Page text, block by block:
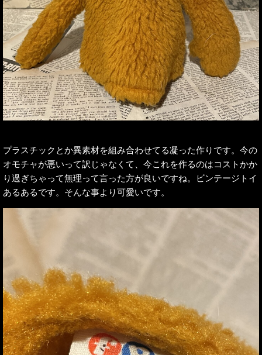
プラスチックとか異素材を組み合わせてる凝った作りです。今の
オモチャが悪いって訳じゃなくて、今これを作るのはコストかか
り過ぎちゃって無理って言った方が良いですね。ビンテージトイ
あるあるです。そんな事より可愛いです。